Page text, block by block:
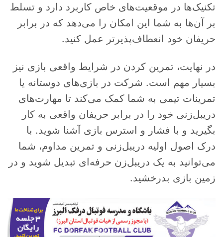
تکنیک‌ها در موقعیت‌های خاص کاربرد دارد و تسلط
بر آن‌ها به شما این امکان را می‌دهد که در برابر
حریفان خود انعطاف‌پذیرتر عمل کنید.
در نهایت، تمرین کردن در شرایط واقعی بازی نیز
بسیار مهم است. شرکت در بازی‌های دوستانه یا
تمرینات تیمی به شما کمک می‌کند تا مهارت‌های
دریبل‌زنی خود را در برابر حریفان واقعی به کار
بگیرید و با فشار و استرس بازی آشنا شوید. با
درک اصول اولیه دریبل‌زنی و تمرین مداوم، شما
می‌توانید به یک دریبل‌زن حرفه‌ای تبدیل شوید و در
زمین بازی بدرخشید.